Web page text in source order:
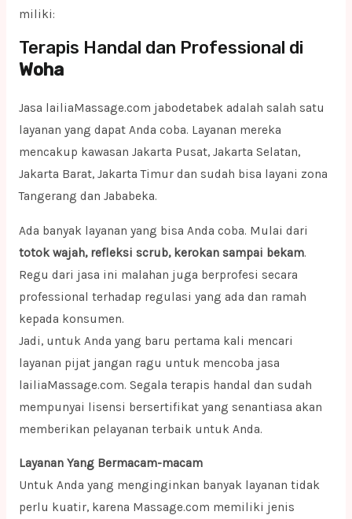
miliki:
Terapis Handal dan Professional di
Woha
Jasa lailiaMassage.com jabodetabek adalah salah satu
layanan yang dapat Anda coba. Layanan mereka
mencakup kawasan Jakarta Pusat, Jakarta Selatan,
Jakarta Barat, Jakarta Timur dan sudah bisa layani zona
Tangerang dan Jababeka.
Ada banyak layanan yang bisa Anda coba. Mulai dari
totok wajah, refleksi scrub, kerokan sampai bekam.
Regu dari jasa ini malahan juga berprofesi secara
professional terhadap regulasi yang ada dan ramah
kepada konsumen.
Jadi, untuk Anda yang baru pertama kali mencari
layanan pijat jangan ragu untuk mencoba jasa
lailiaMassage.com. Segala terapis handal dan sudah
mempunyai lisensi bersertifikat yang senantiasa akan
memberikan pelayanan terbaik untuk Anda.
Layanan Yang Bermacam-macam
Untuk Anda yang menginginkan banyak layanan tidak
perlu kuatir, karena Massage.com memiliki jenis